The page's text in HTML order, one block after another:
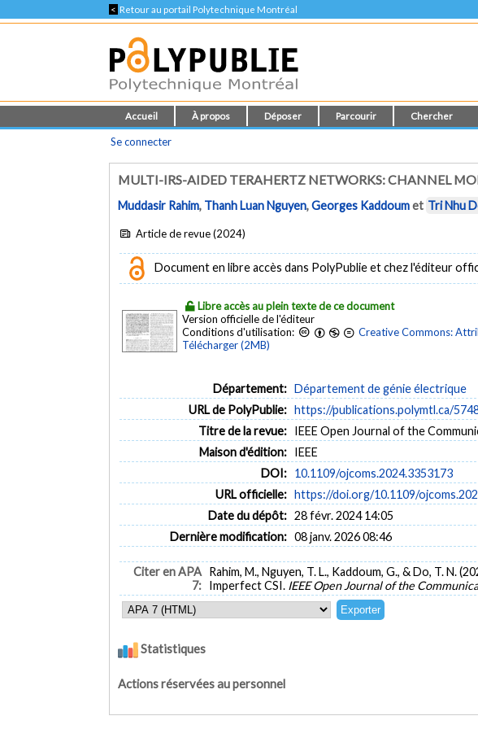
< Retour au portail Polytechnique Montréal
Accueil À propos Déposer Parcourir Chercher
Se connecter
MULTI-IRS-AIDED TERAHERTZ NETWORKS: CHANNEL
Muddasir Rahim, Thanh Luan Nguyen,Georges Kaddoumet Tri Nhu
Article de revue (2024)
Document en libre accès dans PolyPublie et chez l'éditeur
Libre accès au plein texte de ce document
Version officielle de l'éditeur
Conditions d'utilisation:
Creative Commons:
Télécharger (2MB)
Département: Département de génie électrique
URL de PolyPublie: https://publications.polymtl.ca/
Titre de la revue: IEEE Open Journal of the
Maison d'édition: IEEE
DOI: 10.1109/ojcoms.2024.3353173
URL officielle: https://doi.org/10.1109/
Date du dépôt: 28 févr. 2024 14:05
Dernière modification: 08 janv. 2026 08:46
Citer en APA
7:
Rahim, M., Nguyen, T. L., Kaddoum, G., & Do, T.
Imperfect CSI. IEEE Open Journal of the
Statistiques
Actions réservées au personnel